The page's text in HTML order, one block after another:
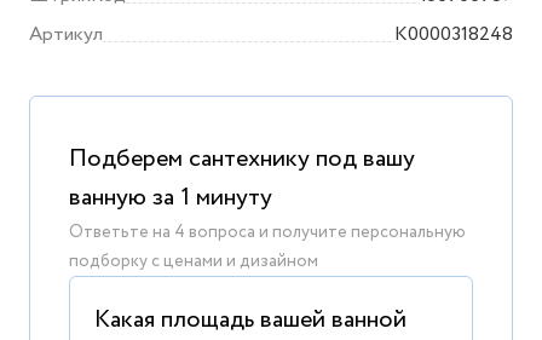
Артикул
K0000318248
Подберем сантехнику под вашу
ванную за 1 минуту
Ответьте на 4 вопроса и получите персональную
подборку с ценами и дизайном
Какая площадь вашей ванной